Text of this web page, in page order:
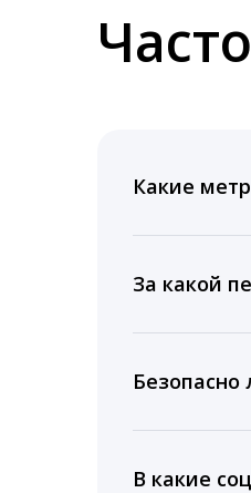
Какие
время для
За какой
5 лет.
Безопасно
информацию
В какие